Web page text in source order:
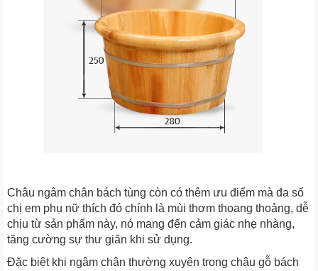
Châu ngâm chân bách tùng còn có thêm ưu điểm mà đa số
chị em phụ nữ thích đó chính là mùi thơm thoang thoảng, dễ
chịu từ sản phẩm này, nó mang đến cảm giác nhẹ nhàng,
tăng cường sự thư giãn khi sử dụng.
Đặc biệt khi ngâm chân thường xuyên trong chậu gỗ bách